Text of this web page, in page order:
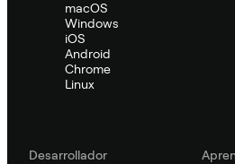
macOS
Windows
iOS
Android
Chrome
Linux
Desarrollador